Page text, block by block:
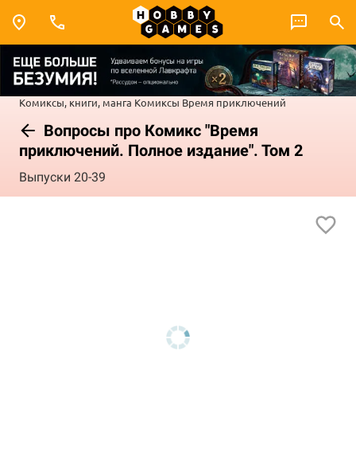
Комиксы, книги, манга Комиксы Время приключений
Вопросы про Комикс "Время
приключений. Полное издание". Том 2
Выпуски 20-39